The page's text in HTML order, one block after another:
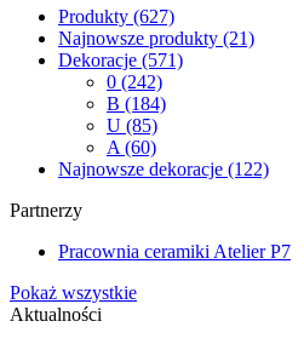
Produkty (627)
Najnowsze produkty (21)
Dekoracje (571)
0 (242)
B (184)
U (85)
A (60)
Najnowsze dekoracje (122)
Partnerzy
Pracownia ceramiki Atelier P7
Pokaż wszystkie
Aktualności